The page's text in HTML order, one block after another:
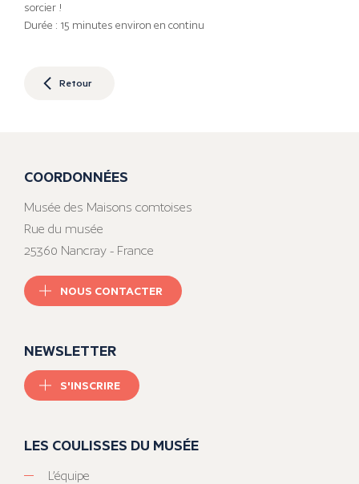
sorcier !
Durée : 15 minutes environ en continu
Retour
COORDONNÉES
Musée des Maisons comtoises
Rue du musée
25360 Nancray - France
NOUS CONTACTER
NEWSLETTER
S'INSCRIRE
LES COULISSES DU MUSÉE
L’équipe